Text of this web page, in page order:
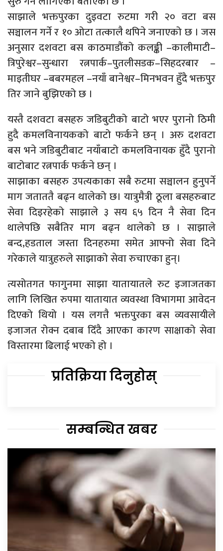
साझाले भक्तपुरका दुइवटा रुटमा गरी २० वटा बस
सञ्चालन गर्ने र १० ओटा तत्कालै थपिने जनाएको छ । जस
अनुसार दशवटा बस काठमाडौंको कलङ्की –कालीमाटी–
त्रिपुरेश्वर–सुन्धारा रत्नपार्क–पुतलीसडक–सिहदरबार –
माइतीघर –बबरमहल –नयाँ बानेश्वर–मिनभवन हुँदै भक्तपुर
तिर जाने बुझिएको छ ।
यस्तै दशवटा बसहरु जडिबुटीको बाटो भएर पुरानो ठिमी
हुदै कमलविनायकको बाटो फर्कने छन् । अरु दशवटा
बस भने जडिबुटीबाट नयाँबाटो कमलविनायक हुँदै पुरानो
बाटोबाट रत्नपार्क फर्कने छन् ।
साझाका बसहरु उपत्यकाका सबै रुटमा सञ्चालन हुनुपर्ने
माग जताततै बढ्न थालेको छ। यात्रुमैत्री ठूला बसहरुबाट
सेवा दिइरहेको साझाले ३ सय ६५ दिन नै सेवा दिन
थालेपछि सबैतिर माग बढ्न थालेको छ । साझाले
बन्द,हडताल जस्ता दिनहरुमा समेत आफ्नो सेवा दिने
गरेकाले यात्रुहरुले साझाको सेवा रुचाएका हुन्।
त्यसोतगत फागुनमा साझा यातायातले रुट इजाजतका
लागि लिखित रुपमा यातायात व्यवस्था विभागमा आवेदन
दिएको थियो । यस लगत्तै भक्तपुरका बस व्यवसायीले
इजाजत रोक्न दबाब दिँदै आएका कारण साक्षाको सेवा
विस्तारमा ढिलाई भएको हो ।
प्रतिक्रिया दिनुहोस्
सम्बन्धित खबर